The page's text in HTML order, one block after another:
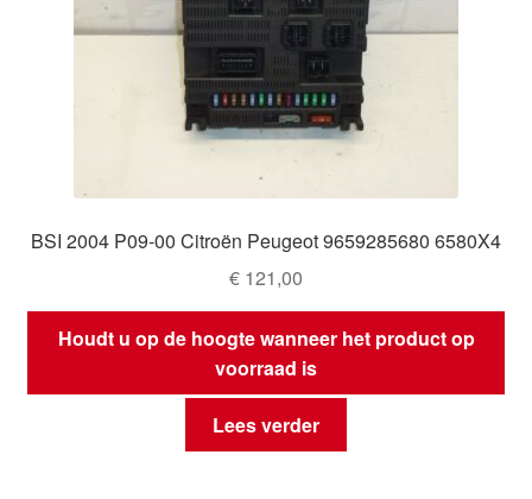
BSI 2004 P09-00 Citroën Peugeot 9659285680 6580X4
€ 121,00
Houdt u op de hoogte wanneer het product op
voorraad is
Lees verder